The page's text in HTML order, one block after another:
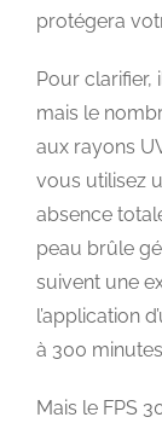
protégera
Pour clarifier,
mais le
aux rayons
vous utilisez
absence
peau brûle
suivent une
l’application
à 300
Mais le FPS